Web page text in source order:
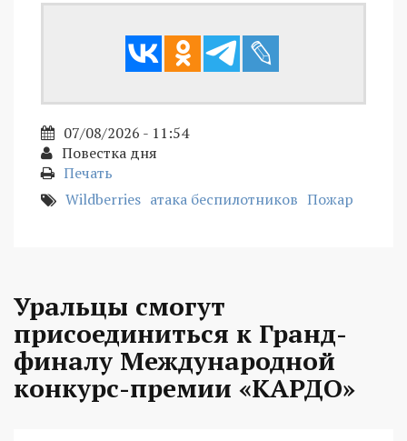
07/08/2026 - 11:54
Повестка дня
Печать
Wildberries атака беспилотников Пожар
Уральцы смогут
присоединиться к Гранд-
финалу Международной
конкурс-премии «КАРДО»